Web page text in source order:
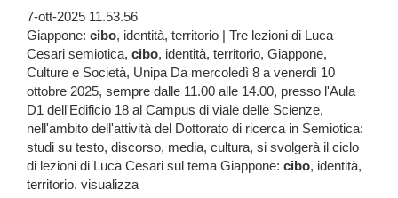
7-ott-2025 11.53.56
Giappone: cibo, identità, territorio | Tre lezioni di Luca
Cesari semiotica, cibo, identità, territorio, Giappone,
Culture e Società, Unipa Da mercoledì 8 a venerdì 10
ottobre 2025, sempre dalle 11.00 alle 14.00, presso l'Aula
D1 dell'Edificio 18 al Campus di viale delle Scienze,
nell'ambito dell'attività del Dottorato di ricerca in Semiotica:
studi su testo, discorso, media, cultura, si svolgerà il ciclo
di lezioni di Luca Cesari sul tema Giappone: cibo, identità,
territorio. visualizza